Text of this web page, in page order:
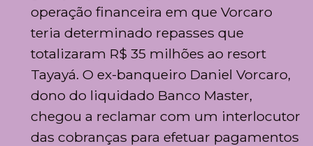
operação financeira em que Vorcaro
teria determinado repasses que
totalizaram R$ 35 milhões ao resort
Tayayá. O ex-banqueiro Daniel Vorcaro,
dono do liquidado Banco Master,
chegou a reclamar com um interlocutor
das cobranças para efetuar pagamentos